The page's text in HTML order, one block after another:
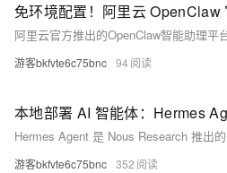
游客bkfvte6c75bnc 94
本地部署 AI 智能体：Hermes
游客bkfvte6c75bnc 352